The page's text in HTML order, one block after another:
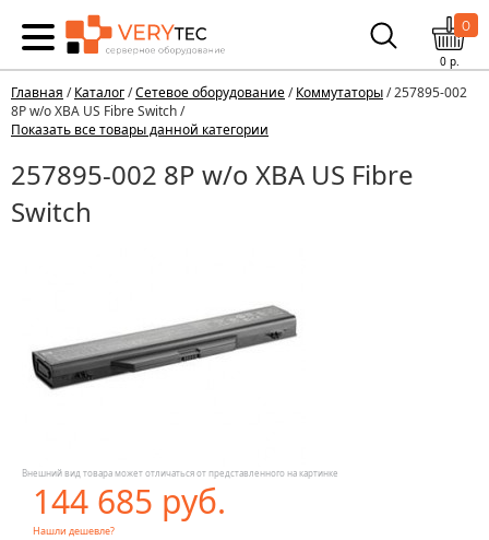
0
0р.
Главная /Каталог/Сетевое оборудование/Коммутаторы/ 257895-002
8P w/o XBA US Fibre Switch /
Показать все товары данной категории
257895-002 8P w/o XBA US Fibre
Switch
Внешний вид товара может отличаться от представленного на картинке
144 685 руб.
Нашли дешевле?